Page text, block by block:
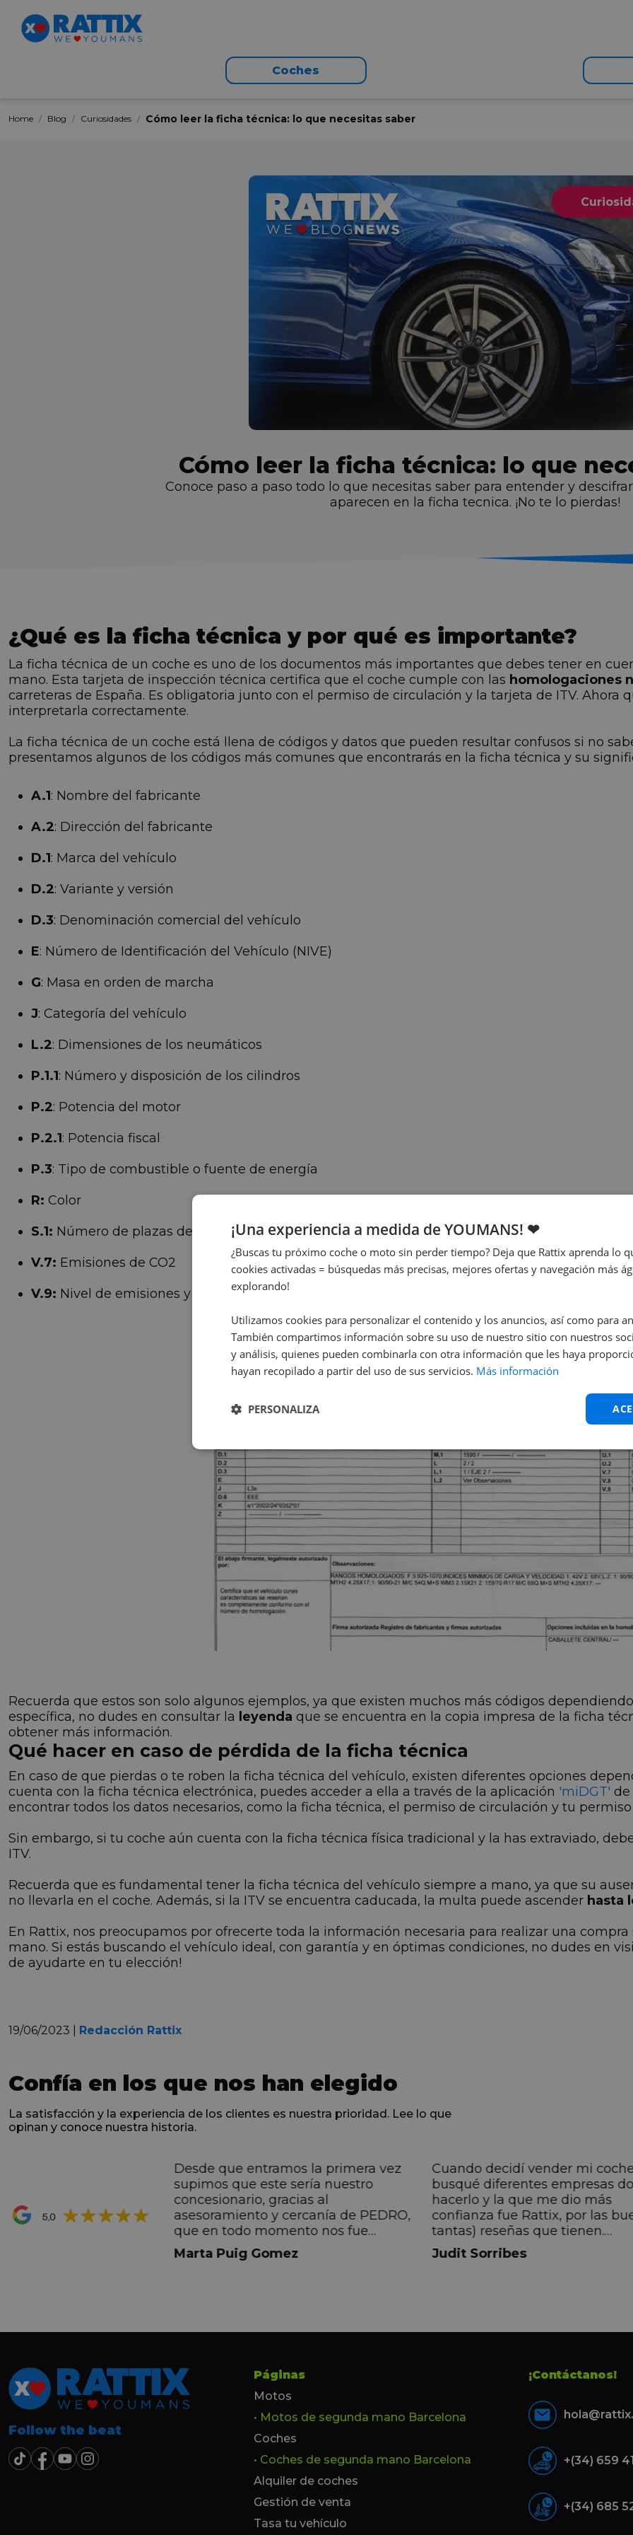
Coches
Home Blog Curiosidades Cómo leer la ficha técnica: lo que necesitas saber
Cómo leer la ficha técnica: lo que
Conoce paso a paso todo lo que necesitas saber para entender y
aparecen en la ficha tecnica. ¡No te lo pierdas!
¿Qué es la ficha técnica y por qué es importante?
La ficha técnica de un coche es uno de los documentos más importantes que debes tener en
mano. Esta tarjeta de inspección técnica certifica que el coche cumple con las homologaciones
carreteras de España. Es obligatoria junto con el permiso de circulación y la tarjeta de ITV. Ahora
interpretarla correctamente.
La ficha técnica de un coche está llena de códigos y datos que pueden resultar confusos si no
presentamos algunos de los códigos más comunes que encontrarás en la ficha técnica y su
A.1: Nombre del fabricante
A.2: Dirección del fabricante
D.1: Marca del vehículo
D.2: Variante y versión
D.3: Denominación comercial del vehículo
E: Número de Identificación del Vehículo (NIVE)
G: Masa en orden de marcha
J: Categoría del vehículo
L.2: Dimensiones de los neumáticos
P.1.1: Número y disposición de los cilindros
P.2: Potencia del motor
P.2.1: Potencia fiscal
P.3: Tipo de combustible o fuente de energía
R: Color
S.1: Número de plazas de asiento
V.7: Emisiones de CO2
V.9: Nivel de emisiones y normativa
Recuerda que estos son solo algunos ejemplos, ya que existen muchos más códigos
específica, no dudes en consultar la leyenda que se encuentra en la copia impresa de la ficha
obtener más información.
Qué hacer en caso de pérdida de la ficha técnica
En caso de que pierdas o te roben la ficha técnica del vehículo, existen diferentes opciones
cuenta con la ficha técnica electrónica, puedes acceder a ella a través de la aplicación 'miDGT' de
encontrar todos los datos necesarios, como la ficha técnica, el permiso de circulación y tu
Sin embargo, si tu coche aún cuenta con la ficha técnica física tradicional y la has extraviado,
ITV.
Recuerda que es fundamental tener la ficha técnica del vehículo siempre a mano, ya que su
no llevarla en el coche. Además, si la ITV se encuentra caducada, la multa puede ascender hasta
En Rattix, nos preocupamos por ofrecerte toda la información necesaria para realizar una
mano. Si estás buscando el vehículo ideal, con garantía y en óptimas condiciones, no dudes en
de ayudarte en tu elección!
19/06/2023 | Redacción Rattix
Confía en los que nos han elegido
La satisfacción y la experiencia de los clientes es nuestra prioridad. Lee lo que
opinan y conoce nuestra historia.
premio de su vida.
por todo.
Desde que entramos la primera vez
supimos que este sería nuestro
concesionario, gracias al
asesoramiento y cercanía de PEDRO,
que en todo momento nos fue
informando de forma muy directa, de
todos los pasos que teníamos que
Marta Puig Gomez
Cuando decidí vender mi
busqué diferentes empresas
hacerlo y la que me dio más
confianza fue Rattix, por las
tantas) reseñas que tienen.
Realmente la experiencia ha
muy buena, Carolina ha sido
Judit Sorribes
Follow the beat
Páginas
Motos
• Motos de segunda mano Barcelona
Coches
• Coches de segunda mano Barcelona
Alquiler de coches
Gestión de venta
Tasa tu vehículo
¡Contáctanos!
+(34) 659
+(34) 685
¡Una experiencia a medida de YOUMANS! ❤
¿Buscas tu próximo coche o moto sin perder tiempo? Deja que Rattix aprenda lo
cookies activadas = búsquedas más precisas, mejores ofertas y navegación más
explorando!
Utilizamos cookies para personalizar el contenido y los anuncios, así como para
También compartimos información sobre su uso de nuestro sitio con nuestros
y análisis, quienes pueden combinarla con otra información que les haya
hayan recopilado a partir del uso de sus servicios. Más información
PERSONALIZA